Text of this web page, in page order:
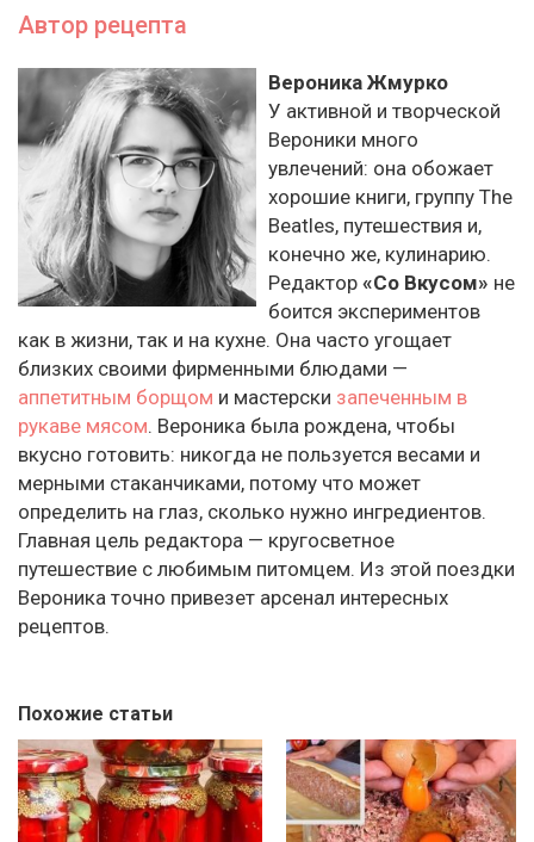
Автор рецепта
Вероника Жмурко
У активной и творческой
Вероники много
увлечений: она обожает
хорошие книги, группу The
Beatles, путешествия и,
конечно же, кулинарию.
Редактор «Со Вкусом» не
боится экспериментов
как в жизни, так и на кухне. Она часто угощает
близких своими фирменными блюдами —
аппетитным борщом и мастерски запеченным в
рукаве мясом. Вероника была рождена, чтобы
вкусно готовить: никогда не пользуется весами и
мерными стаканчиками, потому что может
определить на глаз, сколько нужно ингредиентов.
Главная цель редактора — кругосветное
путешествие с любимым питомцем. Из этой поездки
Вероника точно привезет арсенал интересных
рецептов.
Похожие статьи